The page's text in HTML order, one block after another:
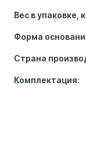
Вес в упаковке,
Форма
Страна
Комплектация: